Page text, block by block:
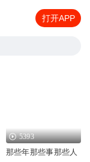
打开APP
5393
那些年那些事那些人